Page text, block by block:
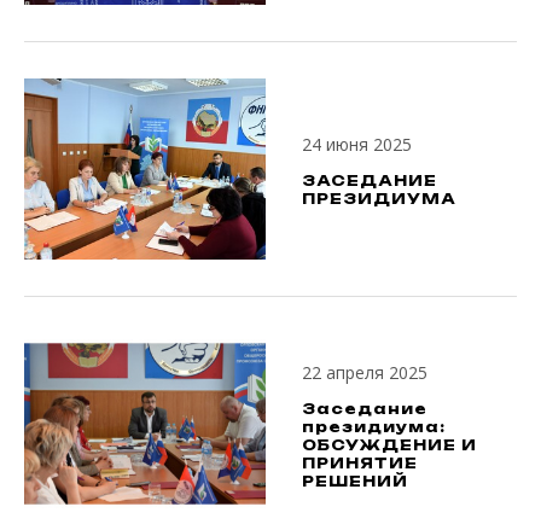
24 июня 2025
ЗАСЕДАНИЕ
ПРЕЗИДИУМА
22 апреля 2025
Заседание
президиума:
ОБСУЖДЕНИЕ И
ПРИНЯТИЕ
РЕШЕНИЙ